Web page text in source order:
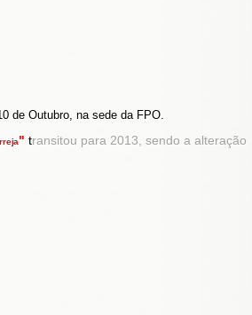
de Outubro, na sede da FPO.
" transitou para 2013, sendo a alteração